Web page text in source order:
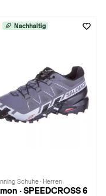
Nachhaltig
Schuhe · Herren
· SPEEDCROSS 6